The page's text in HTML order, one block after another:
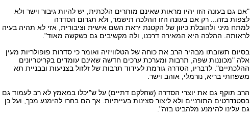
"אם גם בעונה הזו יהיו מראות שאינם מותרים הלכתית, יש להיות גיבור וישר ולא
לצפות בזה... רק אם בעונה הזו ההלכה תישמר, ולא תגרום הסדרה
למתח מיני ולהובלת כיוון של הקטנת יראת השם אישית וציבורית, אזי לא תהיה בעיה
לראותה. ההלכה היא המאירה דרכנו, ולה מקשיבים גם כשקשה מאוד".
בסיום תשובתו מבהיר הרב את כוחה של הטלוויזיה ואומר כי סדרות פופולריות מעין
אלה "מכוננות שפה, תרבות ומערכת ערכים חדשה שאינם עומדים בקריטריונים
ההלכתיים". לדבריו, הסדרה גורמת לעידוד תרבות של זלזול בצניעות ובבניית תא
משפחתי בריא, נורמלי, אוהב וישר.
הרב תוקף גם את יוצרי הסדרה (שחלקם דתיים) על ש"יכלו במאמץ לא רב לעמוד גם
בסטנדרטים התורניים ולא ליצור סצינות בעייתיות. אך הם בחרו להימנע מכך, ועל כן
גם עלינו להימנע מלהביט בזה".